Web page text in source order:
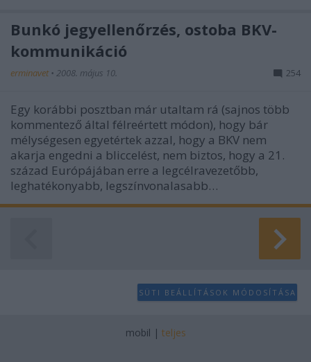
Bunkó jegyellenőrzés, ostoba BKV-
kommunikáció
erminavet • 2008. május 10. 254
Egy korábbi posztban már utaltam rá (sajnos több
kommentező által félreértett módon), hogy bár
mélységesen egyetértek azzal, hogy a BKV nem
akarja engedni a bliccelést, nem biztos, hogy a 21.
század Európájában erre a legcélravezetőbb,
leghatékonyabb, legszínvonalasabb…
SÜTI BEÁLLÍTÁSOK MÓDOSÍTÁSA
mobil | teljes